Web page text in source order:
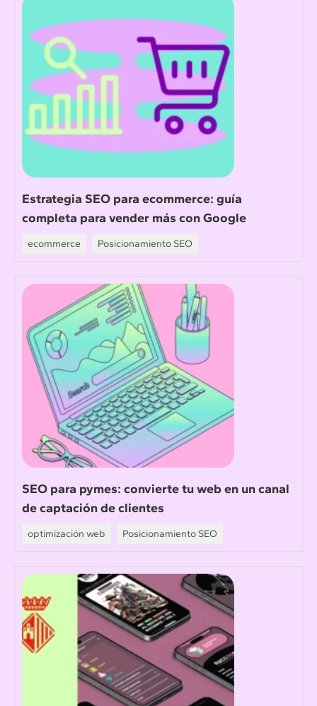
Estrategia SEO para ecommerce: guía
completa para vender más con Google
ecommerce Posicionamiento SEO
SEO para pymes: convierte tu web en un canal
de captación de clientes
optimización web Posicionamiento SEO